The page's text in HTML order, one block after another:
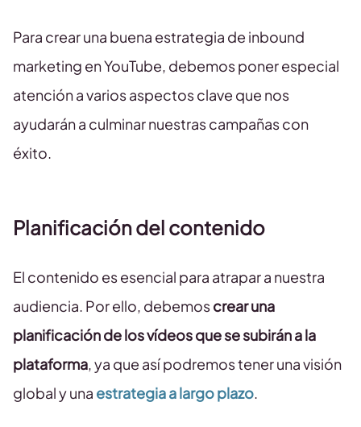
Para crear una buena estrategia de inbound
marketing en YouTube, debemos poner especial
atención a varios aspectos clave que nos
ayudarán a culminar nuestras campañas con
éxito.
Planificación del contenido
El contenido es esencial para atrapar a nuestra
audiencia. Por ello, debemoscrear una
planificación de los vídeos que se subirán a la
plataforma , ya que así podremos tener una visión
global y una estrategia a largo plazo